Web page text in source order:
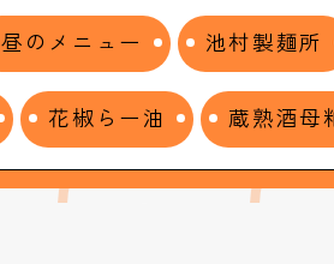
昼のメニュー 池村製麺所
花椒らー油 蔵熟酒母